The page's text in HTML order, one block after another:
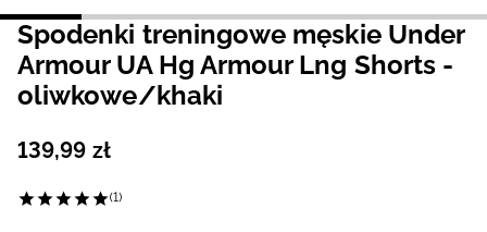
Spodenki treningowe męskie Under
Armour UA Hg Armour Lng Shorts -
oliwkowe/khaki
139,99 zł
(1)